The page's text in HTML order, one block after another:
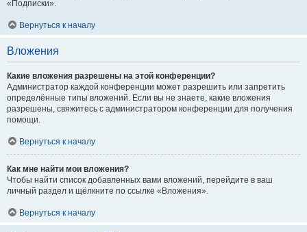
«Подписки».
Вернуться к началу
Вложения
Какие вложения разрешены на этой конференции?
Администратор каждой конференции может разрешить или запретить
определённые типы вложений. Если вы не знаете, какие вложения
разрешены, свяжитесь с администратором конференции для получения
помощи.
Вернуться к началу
Как мне найти мои вложения?
Чтобы найти список добавленных вами вложений, перейдите в ваш
личный раздел и щёлкните по ссылке «Вложения».
Вернуться к началу